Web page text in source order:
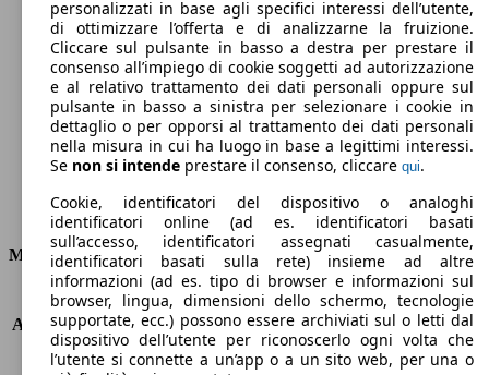
91 g/km
Emissioni di CO2 (combinato)*
Ø 3.5 l/100km
Consumi
Motore e Prestazioni
KW (PS)
70 kW (95 PS)
Accelerazione (0-100 km/h) 11.4s
Velocità massima (km/h)
183 km/h
personalizzati in base agli specifici interessi dell’utente,
di ottimizzare l’offerta e di analizzarne la fruizione.
Cliccare sul pulsante in basso a destra per prestare il
consenso all’impiego di cookie soggetti ad autorizzazione
e al relativo trattamento dei dati personali oppure sul
pulsante in basso a sinistra per selezionare i cookie in
dettaglio o per opporsi al trattamento dei dati personali
nella misura in cui ha luogo in base a legittimi interessi.
Se non si intende prestare il consenso, cliccare qui.
Cookie, identificatori del dispositivo o analoghi
identificatori online (ad es. identificatori basati
sull’accesso, identificatori assegnati casualmente,
identificatori basati sulla rete) insieme ad altre
informazioni (ad es. tipo di browser e informazioni sul
browser, lingua, dimensioni dello schermo, tecnologie
supportate, ecc.) possono essere archiviati sul o letti dal
dispositivo dell’utente per riconoscerlo ogni volta che
l’utente si connette a un’app o a un sito web, per una o